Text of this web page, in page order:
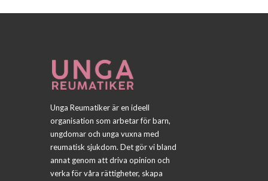
Unga Reumatiker är en ideell
organisation som arbetar för barn,
ungdomar och unga vuxna med
reumatisk sjukdom. Det gör vi bland
annat genom att driva opinion och
verka för våra rättigheter, skapa